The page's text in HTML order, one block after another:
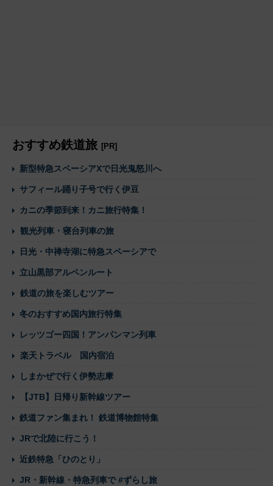
おすすめ鉄道旅 [PR]
新型特急スペーシアXで日光鬼怒川へ
サフィール踊り子号で行く伊豆
カニの季節到来！カニ旅行特集！
観光列車・寝台列車の旅
日光・中禅寺湖に特急スペーシアで
立山黒部アルペンルート
鉄道の旅を楽しむツアー
冬のおすすめ国内旅行特集
レッツゴー四国！アンパンマン列車
楽天トラベル 国内宿泊
しまかぜで行く伊勢志摩
【JTB】日帰り新幹線ツアー
鉄道ファン集まれ！ 鉄道博物館特集
JRで北陸に行こう！
近鉄特急「ひのとり」
JR・新幹線・特急列車で #ずらし旅